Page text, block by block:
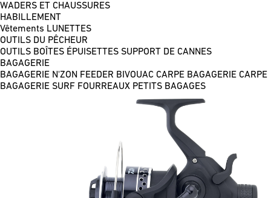
WADERS ET CHAUSSURES
HABILLEMENT
Vêtements LUNETTES
OUTILS DU PÊCHEUR
OUTILS BOÎTES ÉPUISETTES SUPPORT DE CANNES
BAGAGERIE
BAGAGERIE N'ZON FEEDER BIVOUAC CARPE BAGAGERIE CARPE
BAGAGERIE SURF FOURREAUX PETITS BAGAGES